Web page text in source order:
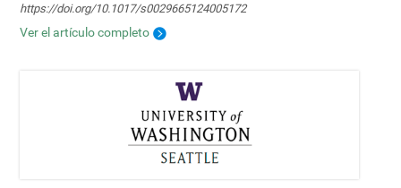
https://doi.org/10.1017/s0029665124005172
Ver el artículo completo